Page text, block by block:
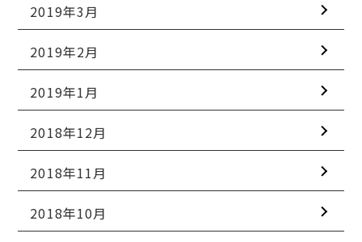
2019年3月
2019年2月
2019年1月
2018年12月
2018年11月
2018年10月